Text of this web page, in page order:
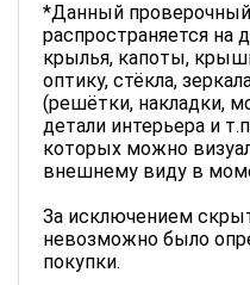
*Данный
распространяется на
крылья, капоты,
оптику, стёкла,
(решётки, накладки,
детали интерьера и
которых можно
внешнему виду в
За исключением
невозможно было
покупки.